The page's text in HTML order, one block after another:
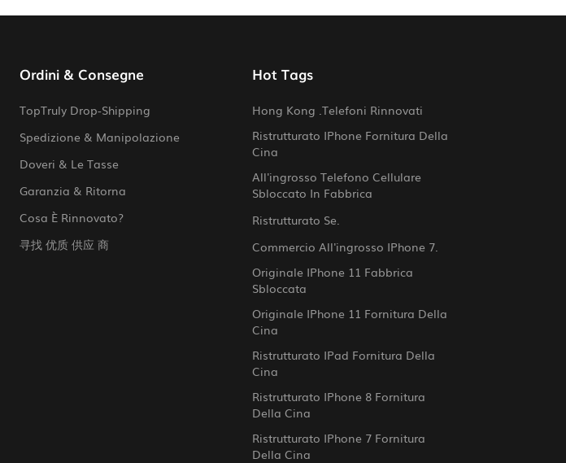
Ordini & Consegne
TopTruly Drop-Shipping
Spedizione & Manipolazione
Doveri & Le Tasse
Garanzia & Ritorna
Cosa È Rinnovato?
寻找 优质 供应 商
Hot Tags
Hong Kong .telefoni Rinnovati
Ristrutturato IPhone Fornitura Della
Cina
All'ingrosso Telefono Cellulare
Sbloccato In Fabbrica
Ristrutturato Se.
Commercio All'ingrosso IPhone 7.
Originale IPhone 11 Fabbrica
Sbloccata
Originale IPhone 11 Fornitura Della
Cina
Ristrutturato IPad Fornitura Della
Cina
Ristrutturato IPhone 8 Fornitura
Della Cina
Ristrutturato IPhone 7 Fornitura
Della Cina